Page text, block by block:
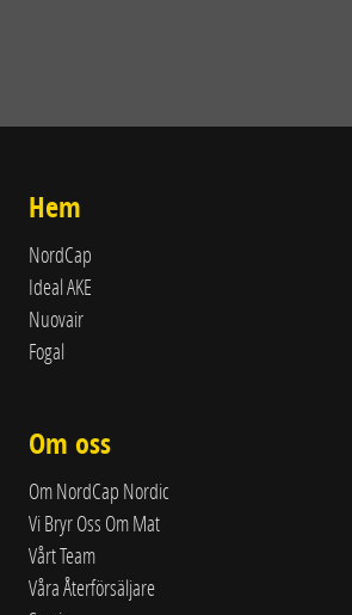
Hem
NordCap
Ideal AKE
Nuovair
Fogal
Om oss
Om NordCap Nordic
Vi Bryr Oss Om Mat
Vårt Team
Våra Återförsäljare